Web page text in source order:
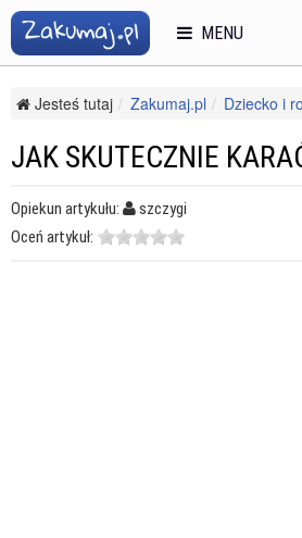
Jesteś tutaj Zakumaj.pl Dziecko i
JAK SKUTECZNIE
Opiekun artykułu:
szczygi
Oceń artykuł:
MENU